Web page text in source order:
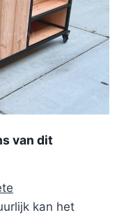
van dit
kan het